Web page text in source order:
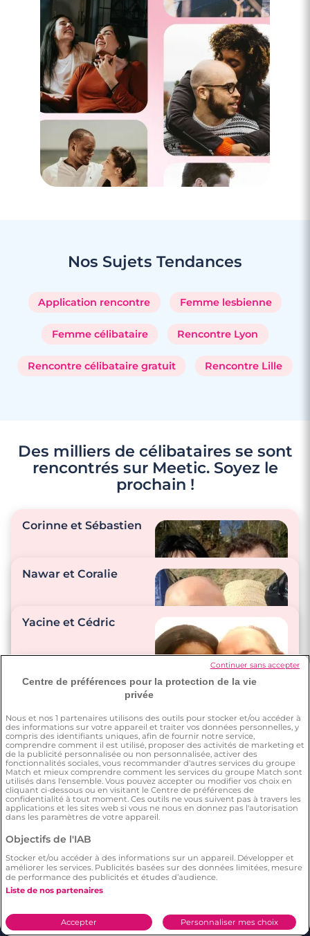
Nos Sujets Tendances
Application rencontre Femme lesbienne
Femme célibataire Rencontre Lyon
Rencontre célibataire gratuit Rencontre Lille
Des milliers de célibataires se sont
rencontrés sur Meetic. Soyez le
prochain !
Corinne et Sébastien
"Nous sommes tous
Nawar et Coralie
"Nos petites
par des petits
Yacine et Cédric
attentions sont très
natuelles, diverses et
variées."
"Nous aimons nous
faire des petites
surprises."
Centre de préférences pour la protection de la vie
privée
Nous et nos 1 partenaires utilisons des outils pour stocker et/ou accéder à
des informations sur votre appareil et traiter vos données personnelles, y
compris des identifiants uniques, afin de fournir notre service,
comprendre comment il est utilisé, proposer des activités de marketing et
de la publicité personnalisée ou non personnalisée, activer des
fonctionnalités sociales, vous recommander d'autres services du groupe
Match et mieux comprendre comment les services du groupe Match sont
utilisés dans l'ensemble. Vous pouvez accepter ou modifier vos choix en
cliquant ci-dessous ou en visitant le Centre de préférences de
confidentialité à tout moment. Ces outils ne vous suivent pas à travers les
applications et les sites web si vous ne nous en donnez pas l'autorisation
dans les paramètres de votre appareil.
Objectifs de l'IAB
Stocker et/ou accéder à des informations sur un appareil. Développer et
améliorer les services. Publicités basées sur des données limitées, mesure
de performance des publicités et études d’audience.
Liste de nos partenaires
Personnaliser mes choix
Accepter
Continuer sans accepter